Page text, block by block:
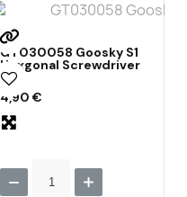
GT030058 Goosky S1
Hexgonal Screwdriver
4,90 €